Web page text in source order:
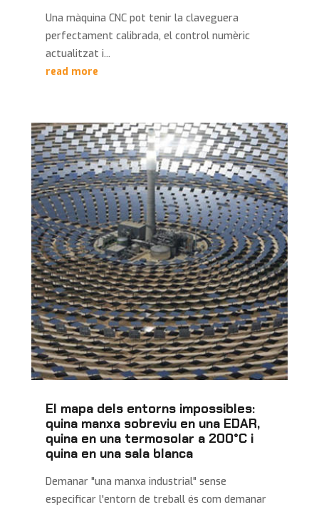
Una màquina CNC pot tenir la claveguera
perfectament calibrada, el control numèric
actualitzat i...
read more
El mapa dels entorns impossibles:
quina manxa sobreviu en una EDAR,
quina en una termosolar a 200°C i
quina en una sala blanca
Demanar "una manxa industrial" sense
especificar l'entorn de treball és com demanar